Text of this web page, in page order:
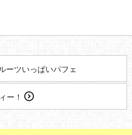
ーツいっぱいパフェ
ー！